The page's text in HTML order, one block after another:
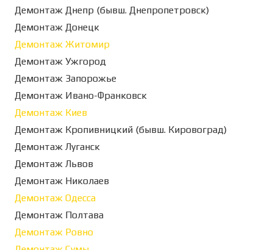
Демонтаж Днепр (бывш. Днепропетровск)
Демонтаж Донецк
Демонтаж Житомир
Демонтаж Ужгород
Демонтаж Запорожье
Демонтаж Ивано-Франковск
Демонтаж Киев
Демонтаж Кропивницкий (бывш. Кировоград)
Демонтаж Луганск
Демонтаж Львов
Демонтаж Николаев
Демонтаж Одесса
Демонтаж Полтава
Демонтаж Ровно